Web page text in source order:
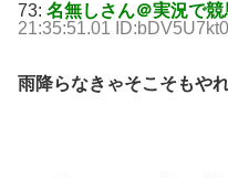
73: 名無しさん＠実況で競
21:35:51.01 ID:bDV5U7kt0
雨降らなきゃそこそもや